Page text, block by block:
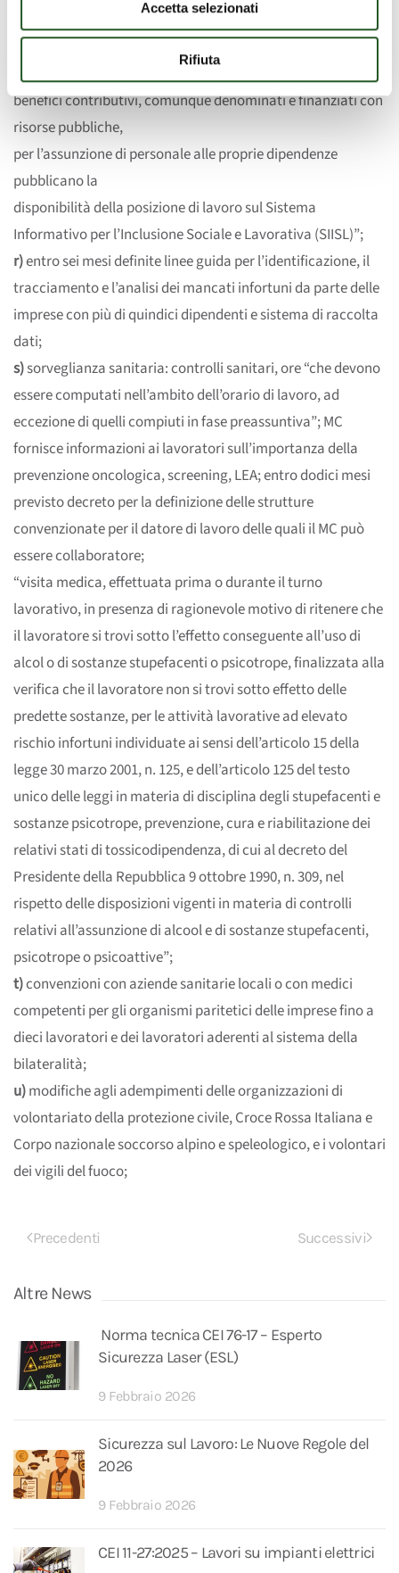
Accetta selezionati
Rifiuta
convenzioni Ministero Lavoro, Inail e Uni consultazione
gratuita delle norme tecniche salute e sicurezza sul lavoro;
q)
benefici contributivi, comunque denominati e finanziati con
risorse pubbliche,
per l’assunzione di personale alle proprie dipendenze
pubblicano la
disponibilità della posizione di lavoro sul Sistema
Informativo per l’Inclusione Sociale e Lavorativa (SIISL)”;
r)entro sei mesi definite linee guida per l’identificazione, il
tracciamento e l’analisi dei mancati infortuni da parte delle
imprese con più di quindici dipendenti e sistema di raccolta
dati;
s)sorveglianza sanitaria: controlli sanitari, ore “che devono
essere computati nell’ambito dell’orario di lavoro, ad
eccezione di quelli compiuti in fase preassuntiva”; MC
fornisce informazioni ai lavoratori sull’importanza della
prevenzione oncologica, screening, LEA; entro dodici mesi
previsto decreto per la definizione delle strutture
convenzionate per il datore di lavoro delle quali il MC può
essere collaboratore;
“visita medica, effettuata prima o durante il turno
lavorativo, in presenza di ragionevole motivo di ritenere che
il lavoratore si trovi sotto l’effetto conseguente all’uso di
alcol o di sostanze stupefacenti o psicotrope, finalizzata alla
verifica che il lavoratore non si trovi sotto effetto delle
predette sostanze, per le attività lavorative ad elevato
rischio infortuni individuate ai sensi dell’articolo 15 della
legge 30 marzo 2001, n. 125, e dell’articolo 125 del testo
unico delle leggi in materia di disciplina degli stupefacenti e
sostanze psicotrope, prevenzione, cura e riabilitazione dei
relativi stati di tossicodipendenza, di cui al decreto del
Presidente della Repubblica 9 ottobre 1990, n. 309, nel
rispetto delle disposizioni vigenti in materia di controlli
relativi all’assunzione di alcool e di sostanze stupefacenti,
psicotrope o psicoattive”;
t)convenzioni con aziende sanitarie locali o con medici
competenti per gli organismi paritetici delle imprese fino a
dieci lavoratori e dei lavoratori aderenti al sistema della
bilateralità;
u)modifiche agli adempimenti delle organizzazioni di
volontariato della protezione civile, Croce Rossa Italiana e
Corpo nazionale soccorso alpino e speleologico, e i volontari
dei vigili del fuoco;
Precedenti Successivi
Altre News
Norma tecnica CEI 76-17 – Esperto
Sicurezza Laser (ESL)
9 Febbraio 2026
Sicurezza sul Lavoro: Le Nuove Regole del
2026
9 Febbraio 2026
CEI 11-27:2025 – Lavori su impianti elettrici